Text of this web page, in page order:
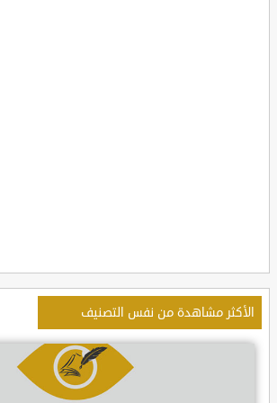
الأكثر مشاهدة من نفس التصنيف